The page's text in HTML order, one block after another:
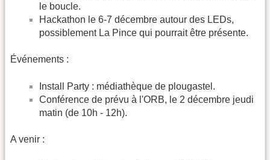
le boucle.
Hackathon le 6-7 décembre autour des LEDs,
possiblement La Pince qui pourrait être présente.
Événements :
Install Party : médiathèque de plougastel.
Conférence de prévu à l'ORB, le 2 décembre jeudi
matin (de 10h - 12h).
A venir :